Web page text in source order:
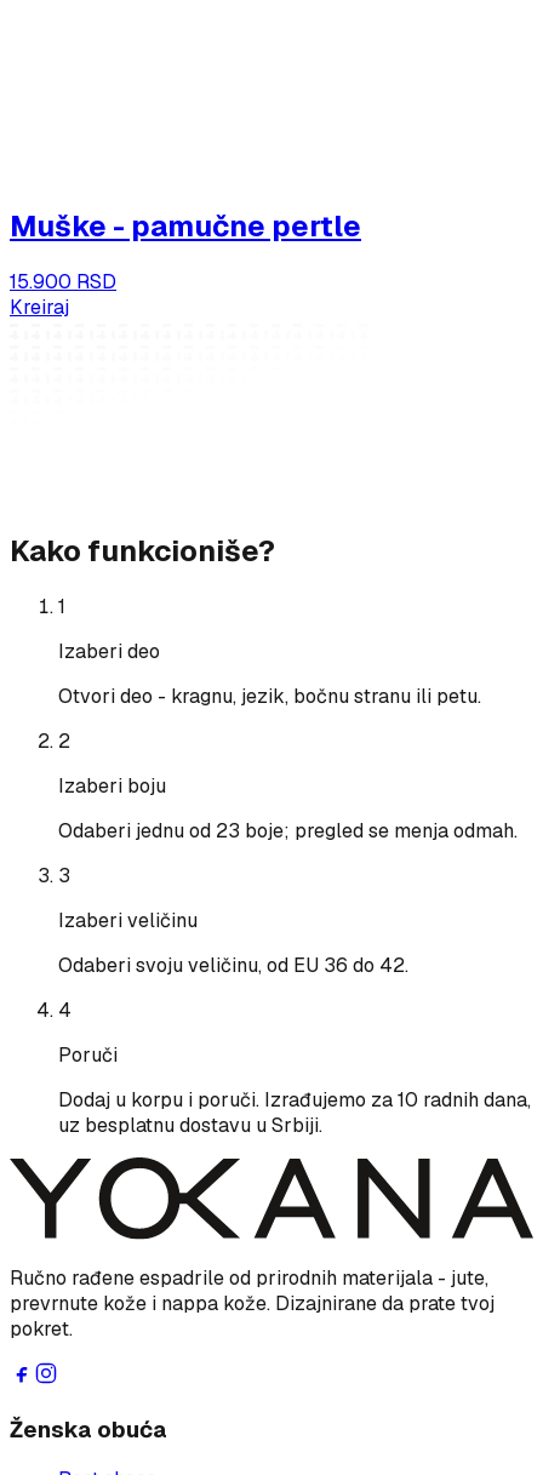
Muške - pamučne pertle
15.900 RSD
Kreiraj
Kako funkcioniše?
1
Izaberi deo
Otvori deo - kragnu, jezik, bočnu stranu ili petu.
2
Izaberi boju
Odaberi jednu od 23 boje; pregled se menja odmah.
3
Izaberi veličinu
Odaberi svoju veličinu, od EU 36 do 42.
4
Poruči
Dodaj u korpu i poruči. Izrađujemo za 10 radnih dana,
uz besplatnu dostavu u Srbiji.
Ručno rađene espadrile od prirodnih materijala - jute,
prevrnute kože i nappa kože. Dizajnirane da prate tvoj
pokret.
Ženska obuća